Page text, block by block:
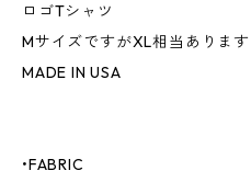
ロゴTシャツ
MサイズですがXL相当あります
MADE IN USA
•FABRIC